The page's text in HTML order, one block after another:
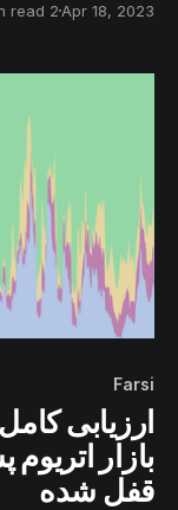
بررسی کنیم که
Apr 18, 2023
2 min read
Farsi
ارزیابی
بازار
قفل شده